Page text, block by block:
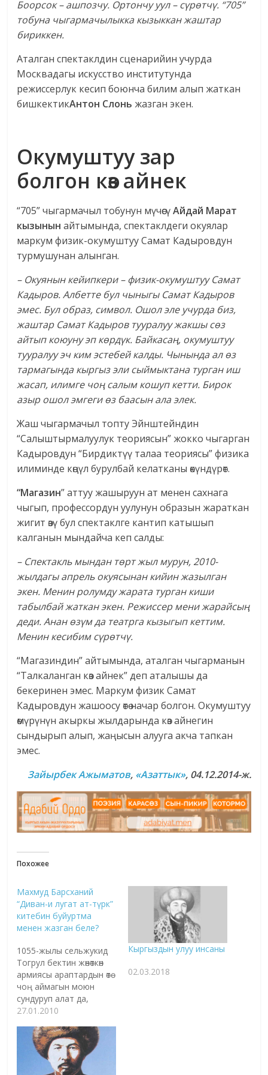
Боорсок – ашпозчу. Ортончу уул – сүрөтчү. “705”
тобуна чыгармачылыкка кызыккан жаштар
бириккен.
Аталган спектаклдин сценарийин учурда
Москвадагы искусство институтунда
режиссерлук кесип боюнча билим алып жаткан
бишкектикАнтон Слонь жазган экен.
Окумуштуу зар
болгон көз айнек
“705” чыгармачыл тобунун мүчөсүАйдай Марат
кызынын айтымында, спектаклдеги окуялар
маркум физик-окумуштуу Самат Кадыровдун
турмушунан алынган.
– Окуянын кейипкери – физик-окумуштуу Самат
Кадыров. Албетте бул чыныгы Самат Кадыров
эмес. Бул образ, символ. Ошол эле учурда биз,
жаштар Самат Кадыров тууралуу жакшы сөз
айтып коюуну эп көрдүк. Байкасаң, окумуштуу
тууралуу эч ким эстебей калды. Чынында ал өз
тармагында кыргыз эли сыймыктана турган иш
жасап, илимге чоң салым кошуп кетти. Бирок
азыр ошол эмгеги өз баасын ала элек.
Жаш чыгармачыл топту Эйнштейндин
“Салыштырмалуулук теориясын” жокко чыгарган
Кадыровдун “Бирдиктүү талаа теориясы” физика
илиминде көңүл бурулбай келатканы өкүндүрөт.
“Магазин” аттуу жашыруун ат менен сахнага
чыгып, профессордун уулунун образын жараткан
жигит өзү бул спектаклге кантип катышып
калганын мындайча кеп салды:
– Спектакль мындан төрт жыл мурун, 2010-
жылдагы апрель окуясынан кийин жазылган
экен. Менин ролумду жарата турган киши
табылбай жаткан экен. Режиссер мени жарайсың
деди. Анан өзүм да театрга кызыгып кеттим.
Менин кесибим сүрөтчү.
“Магазиндин” айтымында, аталган чыгарманын
“Талкаланган көз айнек” деп аталышы да
бекеринен эмес. Маркум физик Самат
Кадыровдун жашоосу өтө начар болгон. Окумуштуу
өмүрүнүн акыркы жылдарында көз айнегин
сындырып алып, жаңысын алууга акча тапкан
эмес.
Зайырбек Ажыматов, «Азаттык», 04.12.2014-ж.
Похожее
Махмуд Барсханий
“Диван-и лугат ат-түрк”
китебин буйуртма
менен жазган беле?
1055-жылы сельжукид
Тогрул бектин жөнөткөн
армиясы араптардын өтө
чоң аймагын моюн
сундуруп алат да,
Багдад халифин өз
окууга аргасыз кылат.
Халиф ошондо Тогрул
бекти "Чыгыш менен
батыштын өкүмдары"
27.01.2010
Кыргыздын улуу инсаны
02.03.2018